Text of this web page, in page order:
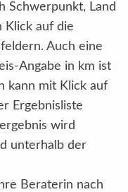
Schwerpunkt, Land
Klick auf die
Auch eine
Angabe in km ist
kann mit Klick auf
Ergebnisliste
wird
unterhalb der
Beraterin nach